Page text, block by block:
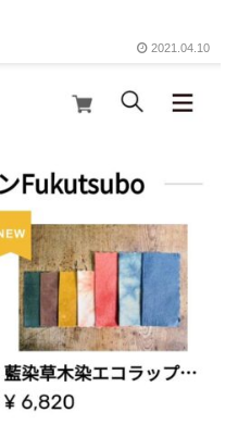
2021.04.10